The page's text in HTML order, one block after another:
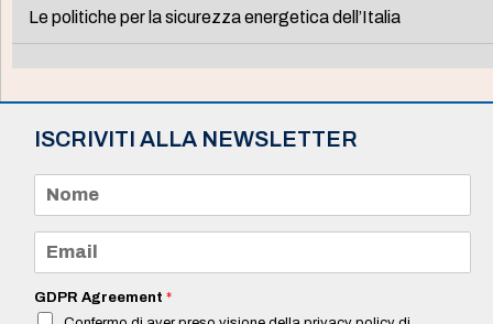
Le politiche per la sicurezza energetica dell’Italia
ISCRIVITI ALLA NEWSLETTER
m
e
a
iGDPR Agreement *